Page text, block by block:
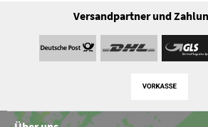
Versandpartner und